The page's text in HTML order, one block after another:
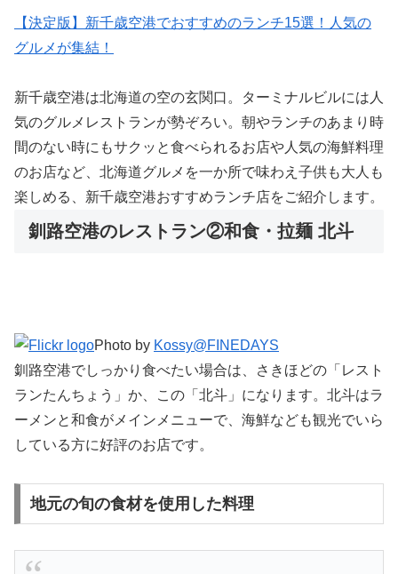
【決定版】新千歳空港でおすすめのランチ15選！人気の
グルメが集結！
新千歳空港は北海道の空の玄関口。ターミナルビルには人
気のグルメレストランが勢ぞろい。朝やランチのあまり時
間のない時にもサクッと食べられるお店や人気の海鮮料理
のお店など、北海道グルメを一か所で味わえ子供も大人も
楽しめる、新千歳空港おすすめランチ店をご紹介します。
釧路空港のレストラン②和食・拉麺 北斗
Photo by Kossy@FINEDAYS
釧路空港でしっかり食べたい場合は、さきほどの「レスト
ランたんちょう」か、この「北斗」になります。北斗はラ
ーメンと和食がメインメニューで、海鮮なども観光でいら
している方に好評のお店です。
地元の旬の食材を使用した料理